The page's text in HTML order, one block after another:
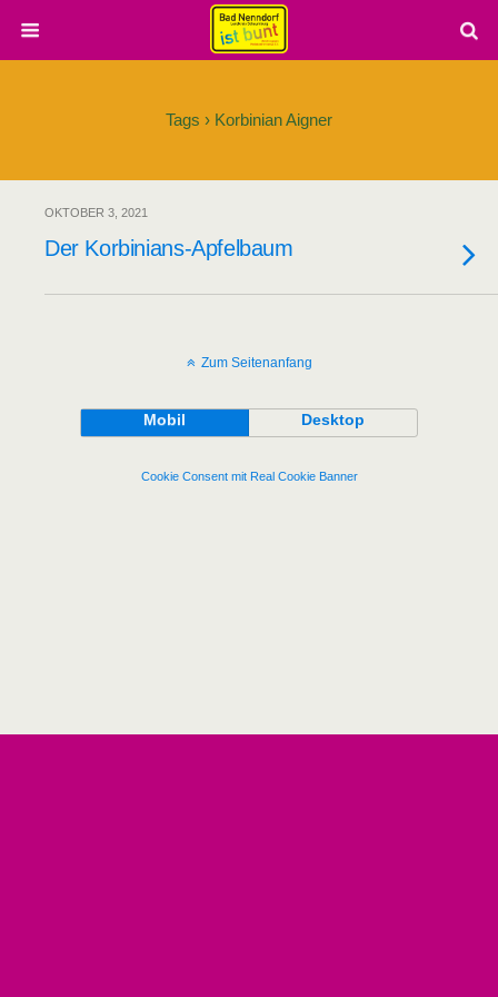
Tags › Korbinian Aigner
OKTOBER 3, 2021
Der Korbinians-Apfelbaum
Zum Seitenanfang
Mobil Desktop
Cookie Consent mit Real Cookie Banner